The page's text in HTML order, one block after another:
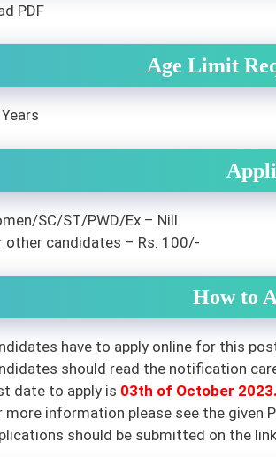
PDF
Age Limit
SC/ST/PWD/Ex – Nill
other candidates – Rs. 100/-
How to
have to apply online for this
should read the notification
date to apply is 03th of October 2023.
more information please see the given
should be submitted on the